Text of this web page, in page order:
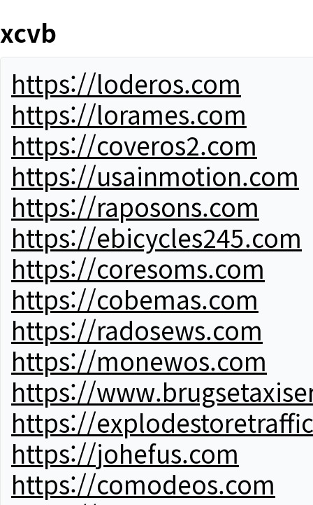
xcvb
https://loderos.com
https://lorames.com
https://coveros2.com
https://usainmotion.com
https://raposons.com
https://ebicycles245.com
https://coresoms.com
https://cobemas.com
https://radosews.com
https://monewos.com
https://
https://
https://johefus.com
https://comodeos.com